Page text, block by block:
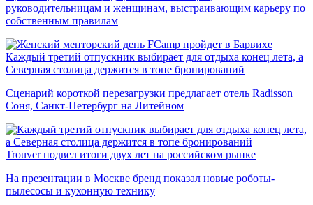
руководительницам и женщинам, выстраивающим карьеру по
собственным правилам
Каждый третий отпускник выбирает для отдыха конец лета, а
Северная столица держится в топе бронирований
Сценарий короткой перезагрузки предлагает отель Radisson
Соня, Санкт-Петербург на Литейном
Trouver подвел итоги двух лет на российском рынке
На презентации в Москве бренд показал новые роботы-
пылесосы и кухонную технику